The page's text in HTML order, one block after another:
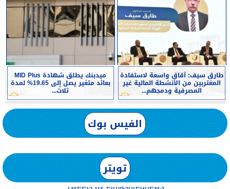
طارق سيف: آقاق واسعة لاستفادة
المغتربين من الأنشطة المالية غير
المصرفية ودمجهم...
ميدبنك يطلق شهادة MID Plus
بعائد متغير يصل إلى 19.65% لمدة
ثلاث...
الفيس بوك
تويتر